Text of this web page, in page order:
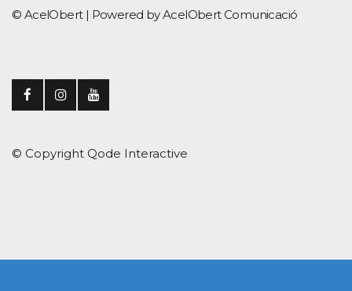
© AcelObert | Powered by AcelObert Comunicació
© Copyright Qode Interactive